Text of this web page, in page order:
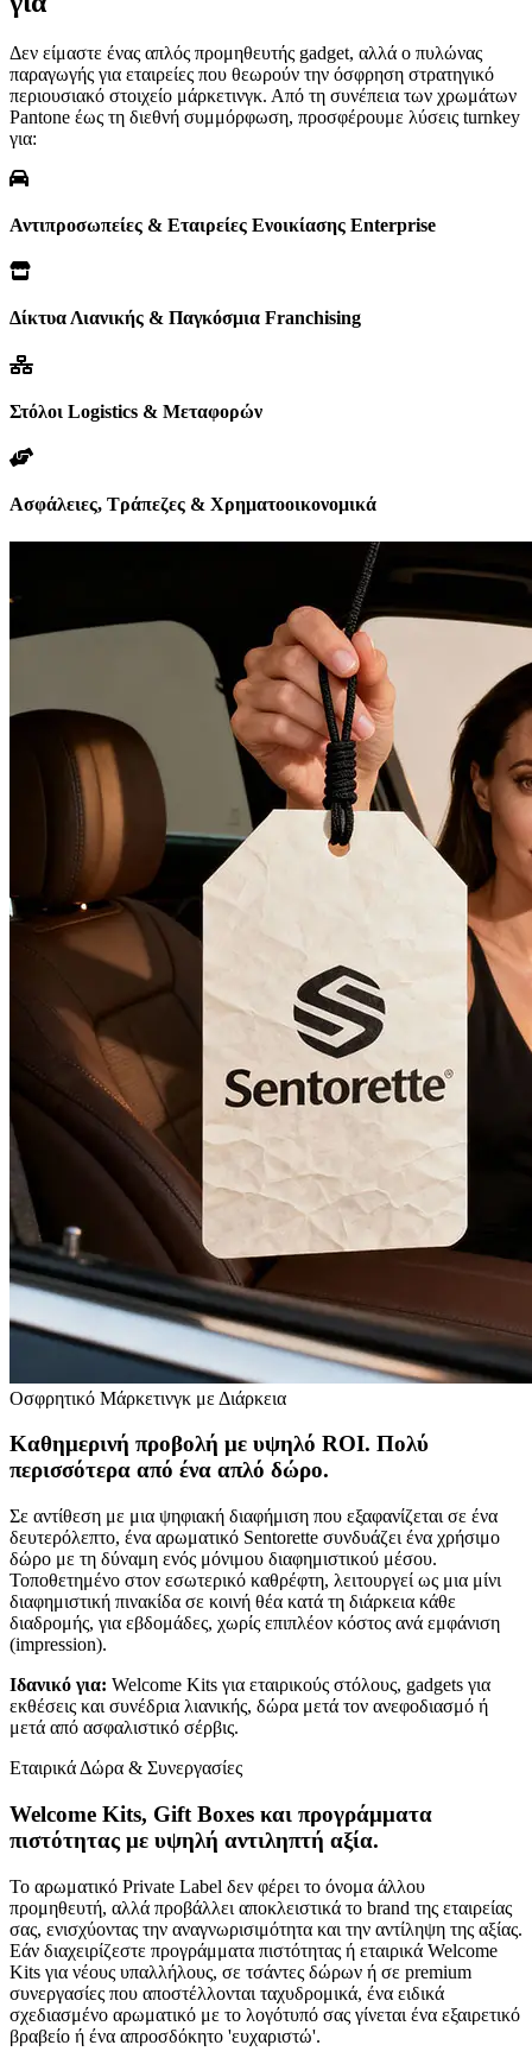
Δεν είμαστε ένας απλός προμηθευτής gadget, αλλά ο πυλώνας
παραγωγής για εταιρείες που θεωρούν την όσφρηση στρατηγικό
περιουσιακό στοιχείο μάρκετινγκ. Από τη συνέπεια των χρωμάτων
Pantone έως τη διεθνή συμμόρφωση, προσφέρουμε λύσεις turnkey
για:
Αντιπροσωπείες & Εταιρείες Ενοικίασης Enterprise
Δίκτυα Λιανικής & Παγκόσμια Franchising
Στόλοι Logistics & Μεταφορών
Ασφάλειες, Τράπεζες & Χρηματοοικονομικά
Οσφρητικό Μάρκετινγκ με Διάρκεια
Καθημερινή προβολή με υψηλό ROI. Πολύ
περισσότερα από ένα απλό δώρο.
Σε αντίθεση με μια ψηφιακή διαφήμιση που εξαφανίζεται σε ένα
δευτερόλεπτο, ένα αρωματικό Sentorette συνδυάζει ένα χρήσιμο
δώρο με τη δύναμη ενός μόνιμου διαφημιστικού μέσου.
Τοποθετημένο στον εσωτερικό καθρέφτη, λειτουργεί ως μια μίνι
διαφημιστική πινακίδα σε κοινή θέα κατά τη διάρκεια κάθε
διαδρομής, για εβδομάδες, χωρίς επιπλέον κόστος ανά εμφάνιση
(impression).
Ιδανικό για: Welcome Kits για εταιρικούς στόλους, gadgets για
εκθέσεις και συνέδρια λιανικής, δώρα μετά τον ανεφοδιασμό ή
μετά από ασφαλιστικό σέρβις.
Εταιρικά Δώρα & Συνεργασίες
Welcome Kits, Gift Boxes και προγράμματα
πιστότητας με υψηλή αντιληπτή αξία.
Το αρωματικό Private Label δεν φέρει το όνομα άλλου
προμηθευτή, αλλά προβάλλει αποκλειστικά το brand της εταιρείας
σας, ενισχύοντας την αναγνωρισιμότητα και την αντίληψη της αξίας.
Εάν διαχειρίζεστε προγράμματα πιστότητας ή εταιρικά Welcome
Kits για νέους υπαλλήλους, σε τσάντες δώρων ή σε premium
συνεργασίες που αποστέλλονται ταχυδρομικά, ένα ειδικά
σχεδιασμένο αρωματικό με το λογότυπό σας γίνεται ένα εξαιρετικό
βραβείο ή ένα απροσδόκητο 'ευχαριστώ'.